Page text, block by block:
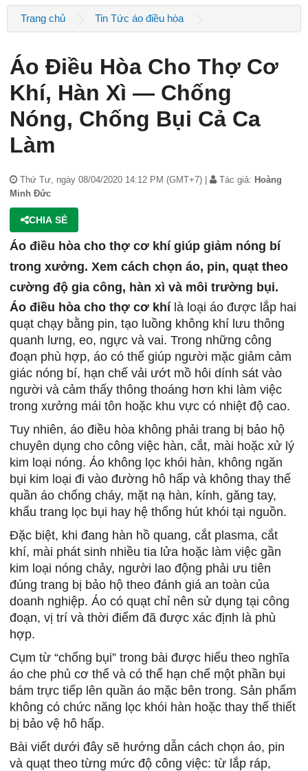
Trang chủ Tin Tức áo điều hòa
Áo Điều Hòa Cho Thợ Cơ
Khí, Hàn Xì — Chống
Nóng, Chống Bụi Cả Ca
Làm
Thứ Tư, ngày 08/04/2020 14:12 PM (GMT+7) | Tác giả: Hoàng
Minh Đức
CHIA SẺ
Áo điều hòa cho thợ cơ khí giúp giảm nóng bí
trong xưởng. Xem cách chọn áo, pin, quạt theo
cường độ gia công, hàn xì và môi trường bụi.
Áo điều hòa cho thợ cơ khílà loại áo được lắp hai
quạt chạy bằng pin, tạo luồng không khí lưu thông
quanh lưng, eo, ngực và vai. Trong những công
đoạn phù hợp, áo có thể giúp người mặc giảm cảm
giác nóng bí, hạn chế vải ướt mồ hôi dính sát vào
người và cảm thấy thông thoáng hơn khi làm việc
trong xưởng mái tôn hoặc khu vực có nhiệt độ cao.
Tuy nhiên, áo điều hòa không phải trang bị bảo hộ
chuyên dụng cho công việc hàn, cắt, mài hoặc xử lý
kim loại nóng. Áo không lọc khói hàn, không ngăn
bụi kim loại đi vào đường hô hấp và không thay thế
quần áo chống cháy, mặt nạ hàn, kính, găng tay,
khẩu trang lọc bụi hay hệ thống hút khói tại nguồn.
Đặc biệt, khi đang hàn hồ quang, cắt plasma, cắt
khí, mài phát sinh nhiều tia lửa hoặc làm việc gần
kim loại nóng chảy, người lao động phải ưu tiên
đúng trang bị bảo hộ theo đánh giá an toàn của
doanh nghiệp. Áo có quạt chỉ nên sử dụng tại công
đoạn, vị trí và thời điểm đã được xác định là phù
hợp.
Cụm từ “chống bụi” trong bài được hiểu theo nghĩa
áo che phủ cơ thể và có thể hạn chế một phần bụi
bám trực tiếp lên quần áo mặc bên trong. Sản phẩm
không có chức năng lọc khói hàn hoặc thay thế thiết
bị bảo vệ hô hấp.
Bài viết dưới đây sẽ hướng dẫn cách chọn áo, pin
và quạt theo từng mức độ công việc: từ lắp ráp,